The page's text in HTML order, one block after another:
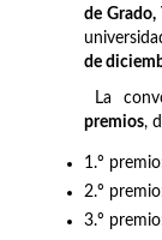
de Grado,
de
La
premios,
1.º
2.º
3.º